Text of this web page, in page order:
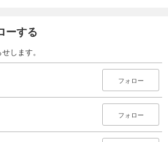
ーする
します。
フォロー
フォロー